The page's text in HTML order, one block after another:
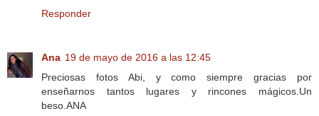
Responder
Ana 19 de mayo de 2016 a las 12:45
Preciosas fotos Abi, y como siempre gracias por
enseñarnos tantos lugares y rincones mágicos.Un
beso.ANA